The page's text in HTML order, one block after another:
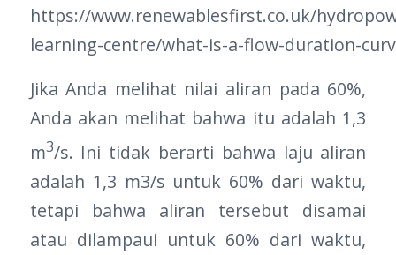
https://www.renewablesfirst.co.uk/
learning-centre/what-is-a-flow-duration-
Jika Anda melihat nilai aliran pada 60%,
Anda akan melihat bahwa itu adalah 1,3
m3/s. Ini tidak berarti bahwa laju aliran
adalah 1,3 m3/s untuk 60% dari waktu,
tetapi bahwa aliran tersebut disamai
atau dilampaui untuk 60% dari waktu,